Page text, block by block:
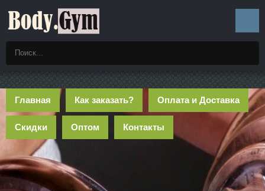
Главная Как заказать? Оплата и Доставка
Скидки Оптом Контакты